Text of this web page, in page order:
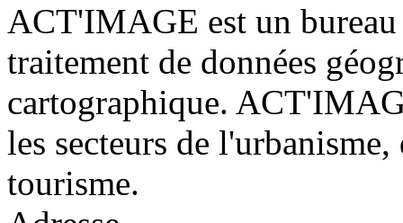
ACT'IMAGE est un bureau
traitement de données
cartographique.
les secteurs de
tourisme.